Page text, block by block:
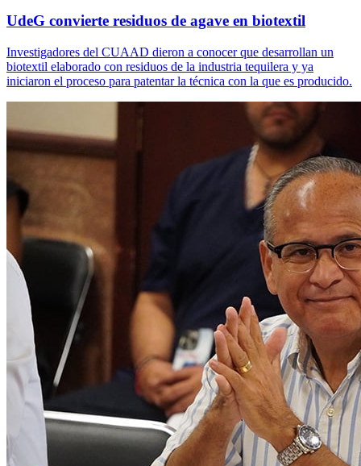
UdeG convierte residuos de agave en biotextil
Investigadores del CUAAD dieron a conocer que desarrollan un
biotextil elaborado con residuos de la industria tequilera y ya
iniciaron el proceso para patentar la técnica con la que es producido.